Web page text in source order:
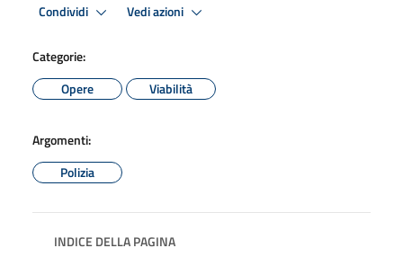
Condividi Vedi azioni
Categorie:
Opere
Viabilità
Argomenti:
Polizia
INDICE DELLA PAGINA